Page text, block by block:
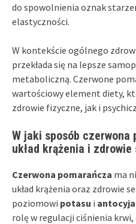
do spowolnienia oznak
elastyczności.
W kontekście ogólnego
przekłada się na lepsze
metaboliczną. Czerwone
wartościowy element diety,
zdrowie fizyczne, jak i
W jaki sposób czerwona
układ krążenia i zdrowie
Czerwona pomarańcza ma
układ krążenia oraz zdrowie
poziomowi potasu i
rolę w regulacji ciśnienia